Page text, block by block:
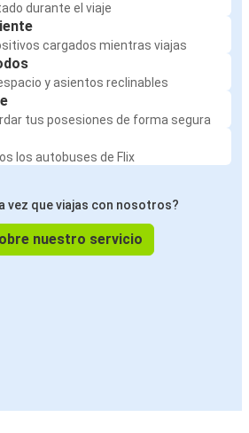
durante el viaje
cargados mientras viajas
y asientos reclinables
tus posesiones de forma segura
los autobuses de Flix
vez que viajas con nosotros?
nuestro servicio